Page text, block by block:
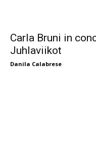
Carla Bruni in
Juhlaviikot
Danila Calabrese